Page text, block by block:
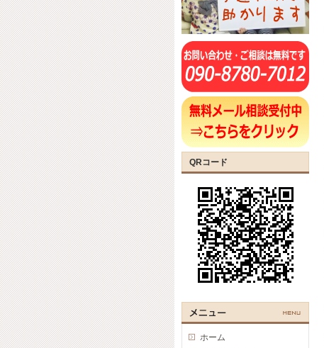
QRコード
ホーム